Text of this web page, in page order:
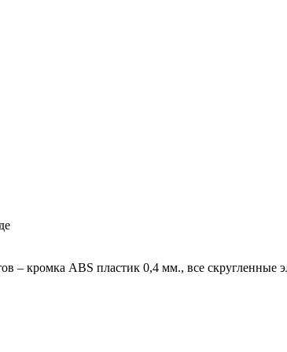
– кромка ABS пластик 0,4 мм., все